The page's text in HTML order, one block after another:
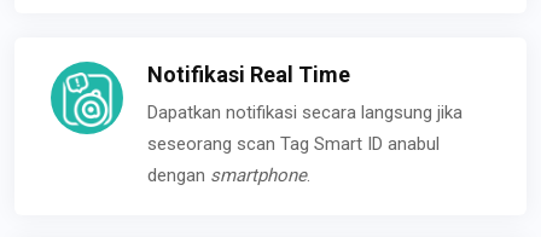
Notifikasi Real Time
Dapatkan notifikasi secara langsung jika
seseorang scan Tag Smart ID anabul
dengan smartphone.